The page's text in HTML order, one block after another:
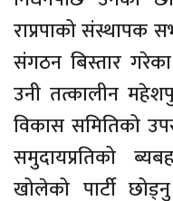
राप्रपाको संस्थापक
संगठन बिस्तार
उनी तत्कालीन
विकास समितिको
समुदायप्रतिको
खोलेको पार्टी